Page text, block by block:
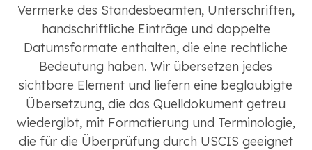
Vermerke des Standesbeamten, Unterschriften,
handschriftliche Einträge und doppelte
Datumsformate enthalten, die eine rechtliche
Bedeutung haben. Wir übersetzen jedes
sichtbare Element und liefern eine beglaubigte
Übersetzung, die das Quelldokument getreu
wiedergibt, mit Formatierung und Terminologie,
die für die Überprüfung durch USCIS geeignet